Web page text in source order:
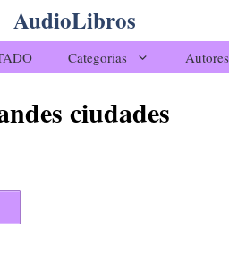
AudioLibros
Categorias Autores
ciudades